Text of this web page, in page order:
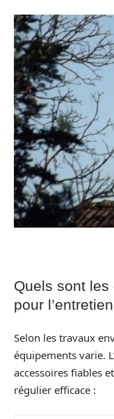
Quels sont
pour
Selon les travaux
équipements varie.
accessoires fiables
régulier efficace :